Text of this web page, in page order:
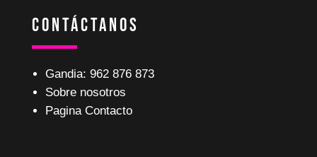
Contáctanos
Gandia: 962 876 873
Sobre nosotros
Pagina Contacto